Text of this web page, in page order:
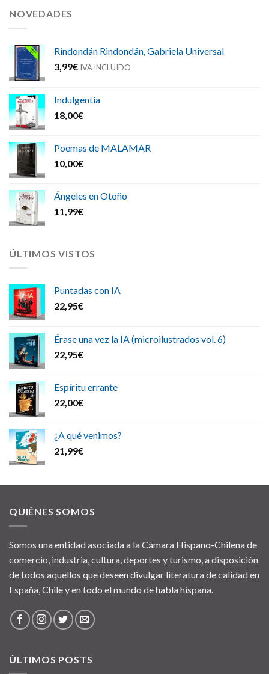
NOVEDADES
Rindondán Rindondán, Gabriela Universal
3,99€ IVA INCLUIDO
Indulgentia
18,00€
Poemas de MALAMAR
10,00€
Ángeles en Otoño
11,99€
ÚLTIMOS VISTOS
Puntadas con IA
22,95€
Érase una vez la IA (microilustrados vol. 6)
22,95€
Espíritu errante
22,00€
¿A qué venimos?
21,99€
QUIÉNES SOMOS
Somos una entidad asociada a la Cámara Hispano-Chilena de
comercio, industria, cultura, deportes y turismo, a disposición
de todos aquellos que deseen divulgar literatura de calidad en
España, Chile y en todo el mundo de habla hispana.
ÚLTIMOS POSTS